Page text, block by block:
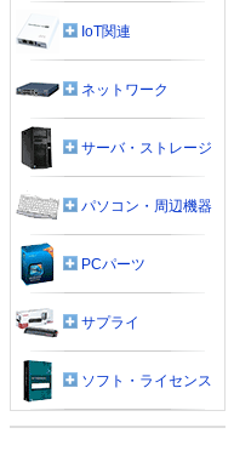
IoT関連
ネットワーク
サーバ・ストレージ
パソコン・周辺機器
PCパーツ
サプライ
ソフト・ライセンス